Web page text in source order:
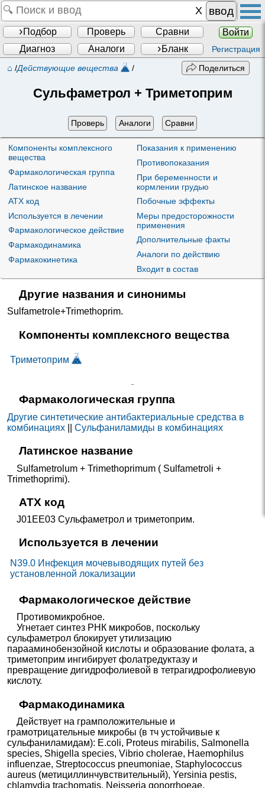
ввод
Подбор Проверь Сравни
Войти
Диагноз
Аналоги Бланк Регистрация
⌂ /Действующие вещества / Поделиться
Сульфаметрол + Триметоприм
Проверь Аналоги Сравни
Компоненты комплексного
вещества
Фармакологическая группа
Латинское название
ATX код
Используется в лечении
Фармакологическое действие
Фармакодинамика
Фармакокинетика
Показания к применению
Противопоказания
При беременности и
кормлении грудью
Побочные эффекты
Меры предосторожности
применения
Дополнительные факты
Аналоги по действию
Входит в состав
Другие названия и синонимы
Sulfametrole+Trimethoprim.
Компоненты комплексного вещества
Триметоприм
Фармакологическая группа
Другие синтетические антибактериальные средства в
комбинациях ||Сульфаниламиды в комбинациях
Латинское название
Sulfametrolum + Trimethoprimum ( Sulfametroli +
Trimethoprimi).
ATX код
J01EE03 Сульфаметрол и триметоприм.
Используется в лечении
N39.0 Инфекция мочевыводящих путей без
установленной локализации
Фармакологическое действие
Противомикробное.
Угнетает синтез РНК микробов, поскольку
сульфаметрол блокирует утилизацию
парааминобензойной кислоты и образование фолата, а
триметоприм ингибирует фолатредуктазу и
превращение дигидрофолиевой в тетрагидрофолиевую
кислоту.
Фармакодинамика
Действует на грамположительные и
грамотрицательные микробы (в тч устойчивые к
сульфаниламидам): E.coli, Proteus mirabilis, Salmonella
species, Shigella species, Vibrio cholerae, Haemophilus
influenzae, Streptococcus pneumoniae, Staphylococcus
aureus (метициллинчувствительный), Yersinia pestis,
сhlamydia trachomatis, Neisseria gonorrhoeae.